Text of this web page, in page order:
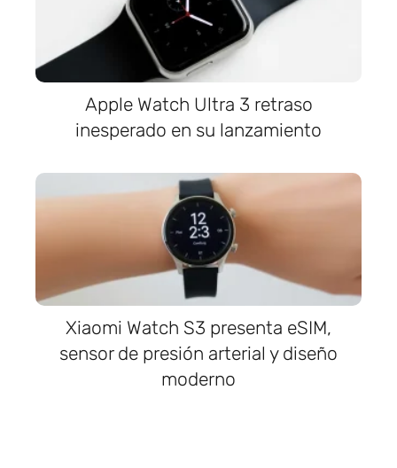
Apple Watch Ultra 3 retraso
inesperado en su lanzamiento
Xiaomi Watch S3 presenta eSIM,
sensor de presión arterial y diseño
moderno